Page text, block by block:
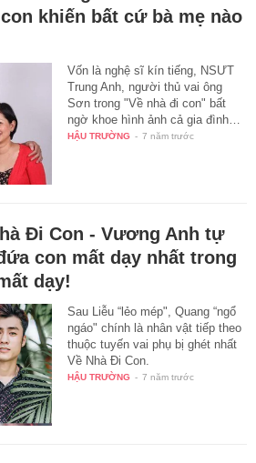
khiến bất cứ bà mẹ nào
Vốn là nghệ sĩ kín tiếng, NSƯT
Trung Anh, người thủ vai ông
Sơn trong "Về nhà đi con" bất
ngờ khoe hình ảnh cả gia đình…
HẬU TRƯỜNG - 7 năm trước
Đi Con - Vương Anh tự
con mất dạy nhất trong
dạy!
Sau Liễu “lẻo mép", Quang “ngổ
ngáo" chính là nhân vật tiếp theo
thuộc tuyến vai phụ bị ghét nhất
Về Nhà Đi Con.
HẬU TRƯỜNG - 7 năm trước